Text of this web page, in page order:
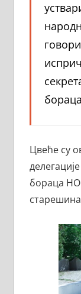
Цвеће су
бораца